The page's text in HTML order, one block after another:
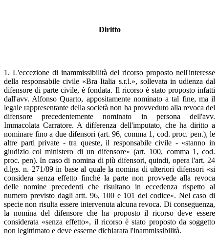
Diritto
1. L'eccezione di inammissibilità del ricorso proposto nell'interesse
della responsabile civile «Bra Italia s.r.l.», sollevata in udienza dal
difensore di parte civile, è fondata. Il ricorso è stato proposto infatti
dall'avv. Alfonso Quarto, appositamente nominato a tal fine, ma il
legale rappresentante della società non ha provveduto alla revoca del
difensore precedentemente nominato in persona dell'avv.
Immacolata Carratore. A differenza dell'imputato, che ha diritto a
nominare fino a due difensori (art. 96, comma 1, cod. proc. pen.), le
altre parti private - tra queste, il responsabile civile - «stanno in
giudizio col ministero di un difensore» (art. 100, comma 1, cod.
proc. pen). In caso di nomina di più difensori, quindi, opera l'art. 24
d.lgs. n. 271/89 in base al quale la nomina di ulteriori difensori «si
considera senza effetto finché la parte non provvede alla revoca
delle nomine precedenti che risultano in eccedenza rispetto al
numero previsto dagli artt. 96, 100 e 101 del codice». Nel caso di
specie non risulta essere intervenuta alcuna revoca. Di conseguenza,
la nomina del difensore che ha proposto il ricorso deve essere
considerata «senza effetto», il ricorso è stato proposto da soggetto
non legittimato e deve esserne dichiarata l'inammissibilità.